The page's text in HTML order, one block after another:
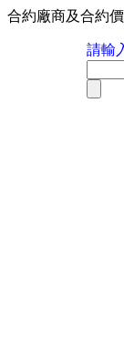
合約廠商及合約
請輸